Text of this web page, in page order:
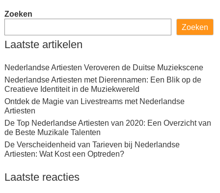
Zoeken
Zoeken
Laatste artikelen
Nederlandse Artiesten Veroveren de Duitse Muziekscene
Nederlandse Artiesten met Dierennamen: Een Blik op de
Creatieve Identiteit in de Muziekwereld
Ontdek de Magie van Livestreams met Nederlandse
Artiesten
De Top Nederlandse Artiesten van 2020: Een Overzicht van
de Beste Muzikale Talenten
De Verscheidenheid van Tarieven bij Nederlandse
Artiesten: Wat Kost een Optreden?
Laatste reacties